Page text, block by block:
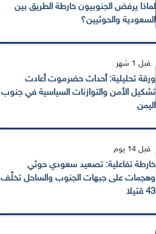
لماذا يرفض الجنوبيون خارطة الطريق بين
السعودية والحوثيين؟
قبل 1 شهر
ورقة تحليلية: أحداث حضرموت أعادت
تشكيل الأمن والتوازنات السياسية في جنوب
اليمن
قبل 14 يوم
خارطة تفاعلية: تصعيد سعودي حوثي
وهجمات على جبهات الجنوب والساحل تخلّف
43 قتيلا